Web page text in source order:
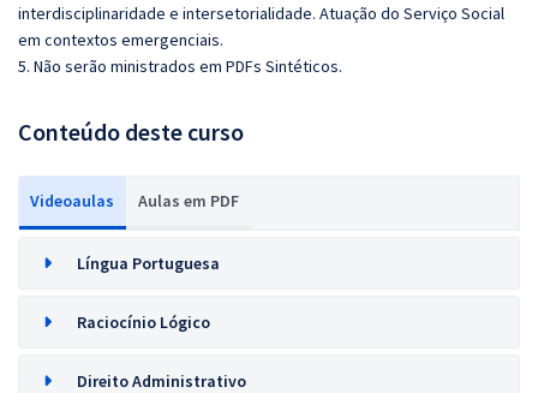
interdisciplinaridade e intersetorialidade. Atuação do Serviço Social
em contextos emergenciais.
5. Não serão ministrados em PDFs Sintéticos.
Conteúdo deste curso
Videoaulas Aulas em PDF
Língua Portuguesa
Raciocínio Lógico
Direito Administrativo